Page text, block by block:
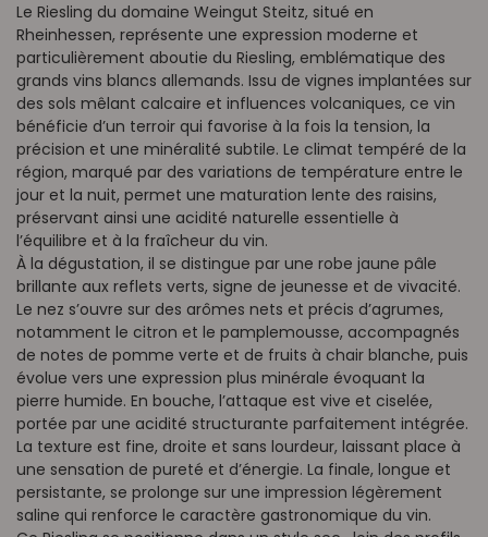
Le Riesling du domaine Weingut Steitz, situé en
Rheinhessen, représente une expression moderne et
particulièrement aboutie du Riesling, emblématique des
grands vins blancs allemands. Issu de vignes implantées sur
des sols mêlant calcaire et influences volcaniques, ce vin
bénéficie d’un terroir qui favorise à la fois la tension, la
précision et une minéralité subtile. Le climat tempéré de la
région, marqué par des variations de température entre le
jour et la nuit, permet une maturation lente des raisins,
préservant ainsi une acidité naturelle essentielle à
l’équilibre et à la fraîcheur du vin.
À la dégustation, il se distingue par une robe jaune pâle
brillante aux reflets verts, signe de jeunesse et de vivacité.
Le nez s’ouvre sur des arômes nets et précis d’agrumes,
notamment le citron et le pamplemousse, accompagnés
de notes de pomme verte et de fruits à chair blanche, puis
évolue vers une expression plus minérale évoquant la
pierre humide. En bouche, l’attaque est vive et ciselée,
portée par une acidité structurante parfaitement intégrée.
La texture est fine, droite et sans lourdeur, laissant place à
une sensation de pureté et d’énergie. La finale, longue et
persistante, se prolonge sur une impression légèrement
saline qui renforce le caractère gastronomique du vin.